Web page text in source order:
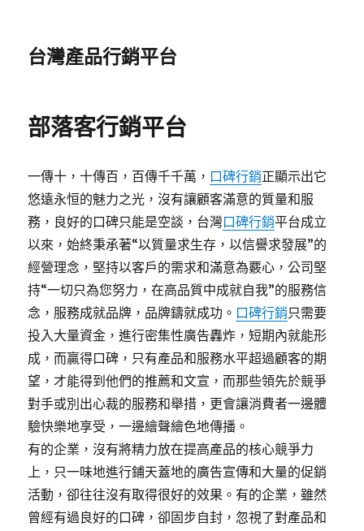
台灣產品行銷平台
部落客行銷平台
一傳十，十傳百，百傳千千萬， 口碑行銷正顯示出它
悠遠永恒的魅力之光，沒有讓顧客滿意的質量和服
務，良好的口碑只能是空談，台灣口碑行銷平台成立
以來，始終秉承著“以質量求生存，以信譽求發展”的
經營理念，堅持以客戶的需求和滿意為覈心，公司堅
持“一切只為您努力，在高品質中成就自我”的服務信
念，服務成就品牌，品牌鑄就成功。 口碑行銷只需要
投入大量資金，進行密集性廣告轟炸，短期內就能形
成，而贏得口碑，只有產品和服務水平超過顧客的期
望，才能得到他們的推薦和文宣，而那些領先於競爭
對手或別出心裁的服務和舉措，更會讓消費者一邊體
驗快樂地享受，一邊繪聲繪色地傳播。
有的企業，沒有將精力放在提高產品的核心競爭力
上，只一味地進行鋪天蓋地的廣告宣傳和大量的促銷
活動，卻往往沒有取得很好的效果。有的企業，雖然
曾經有過良好的口碑，卻固步自封，忽視了對產品和